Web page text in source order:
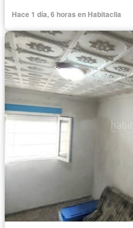
Hace 1 día, 6 horas en Habitaclia